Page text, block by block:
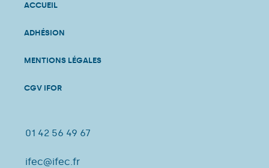
ACCUEIL
ADHÉSION
MENTIONS LÉGALES
CGV IFOR
01 42 56 49 67
ifec@ifec.fr